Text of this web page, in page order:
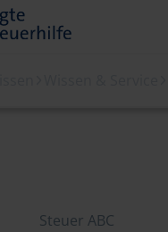
Steuer ABC